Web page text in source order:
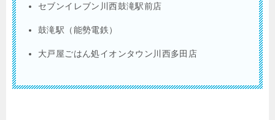
セブンイレブン川西鼓滝駅前店
鼓滝駅（能勢電鉄）
大戸屋ごはん処イオンタウン川西多田店